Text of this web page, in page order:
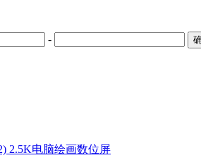
-
2.5K电脑绘画数位屏